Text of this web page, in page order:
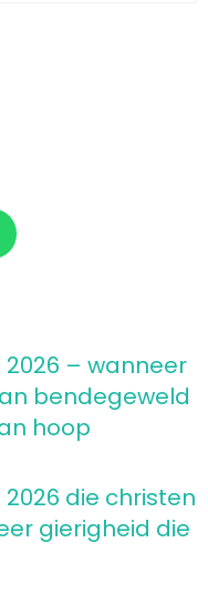
2026 – wanneer
bendegeweld
hoop
die christen
gierigheid die